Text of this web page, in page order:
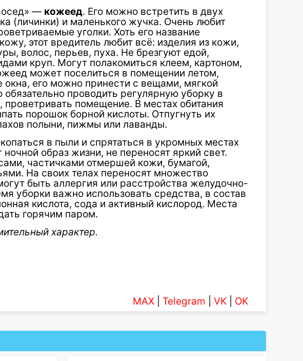
— кожеед. Его можно встретить в двух
(личинки) и маленького жучка. Очень любит
уголки. Хоть его название
этот вредитель любит всё: изделия из кожи,
волос, перьев, пуха. Не брезгуют едой,
круп. Могут полакомиться клеем, картоном,
может поселиться в помещении летом,
окна, его можно принести с вещами, мягкой
проводить регулярную уборку в
проветривать помещение. В местах обитания
порошок борной кислоты. Отпугнуть их
полыни, пижмы или лаванды.
в пыли и спрятаться в укромных местах
ночной образ жизни, не переносят яркий свет.
частичками отмершей кожи, бумагой,
На своих телах переносят множество
быть аллергия или расстройства желудочно-
уборки важно использовать средства, в состав
кислота, сода и активный кислород. Места
горячим паром.
характер.
MAX Telegram VK OK